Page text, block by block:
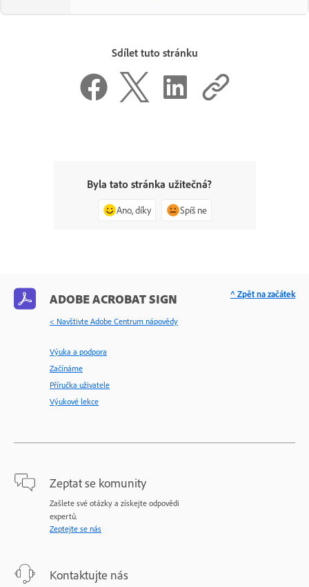
Sdílet tuto stránku
Byla tato stránka užitečná?
Ano, díky Spíš ne
ADOBE ACROBAT SIGN
< Navštivte Adobe Centrum nápovědy
Výuka a podpora
Začínáme
Příručka uživatele
Výukové lekce
Zeptat se komunity
Zašlete své otázky a získejte odpovědi
expertů.
Zeptejte se nás
Kontaktujte nás
^ Zpět na začátek